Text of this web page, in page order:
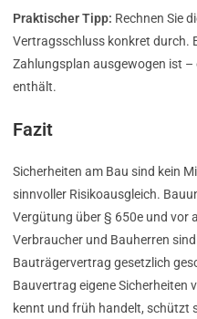
Praktischer Tipp: Rechnen Sie
Vertragsschluss konkret durch.
Zahlungsplan ausgewogen ist
enthält.
Fazit
Sicherheiten am Bau sind kein
sinnvoller Risikoausgleich.
Vergütung über § 650e und vor
Verbraucher und Bauherren
Bauträgervertrag gesetzlich
Bauvertrag eigene Sicherheiten
kennt und früh handelt, schützt